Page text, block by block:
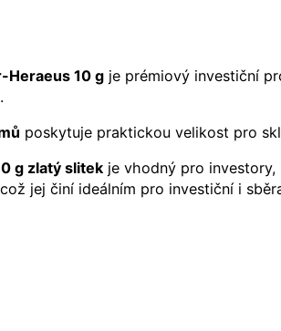
Heraeus 10 g je prémiový investiční
poskytuje praktickou velikost pro
g zlatý slitek je vhodný pro
jej činí ideálním pro investiční i